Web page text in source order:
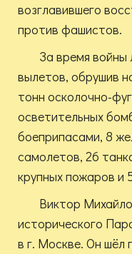
возглавившего
против фашистов.
За время войны
вылетов, обрушив
тонн осколочно-
осветительных
боеприпасами, 8
самолетов, 26
крупных пожаров и
Виктор
исторического
в г. Москве. Он шёл